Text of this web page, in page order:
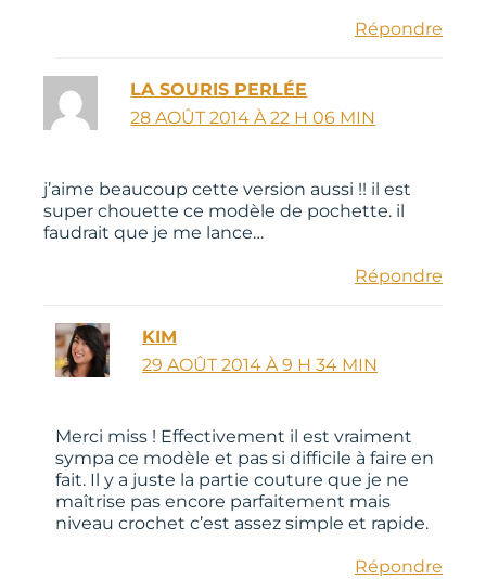
Répondre
LA SOURIS PERLÉE
28 AOÛT 2014 À 22 H 06 MIN
j’aime beaucoup cette version aussi !! il est
super chouette ce modèle de pochette. il
faudrait que je me lance…
Répondre
KIM
29 AOÛT 2014 À 9 H 34 MIN
Merci miss ! Effectivement il est vraiment
sympa ce modèle et pas si difficile à faire en
fait. Il y a juste la partie couture que je ne
maîtrise pas encore parfaitement mais
niveau crochet c’est assez simple et rapide.
Répondre